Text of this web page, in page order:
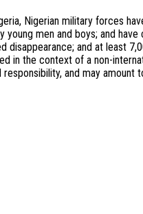
Nigerian military forces
men and boys; and
and at least
in the context of a non-
and may amount